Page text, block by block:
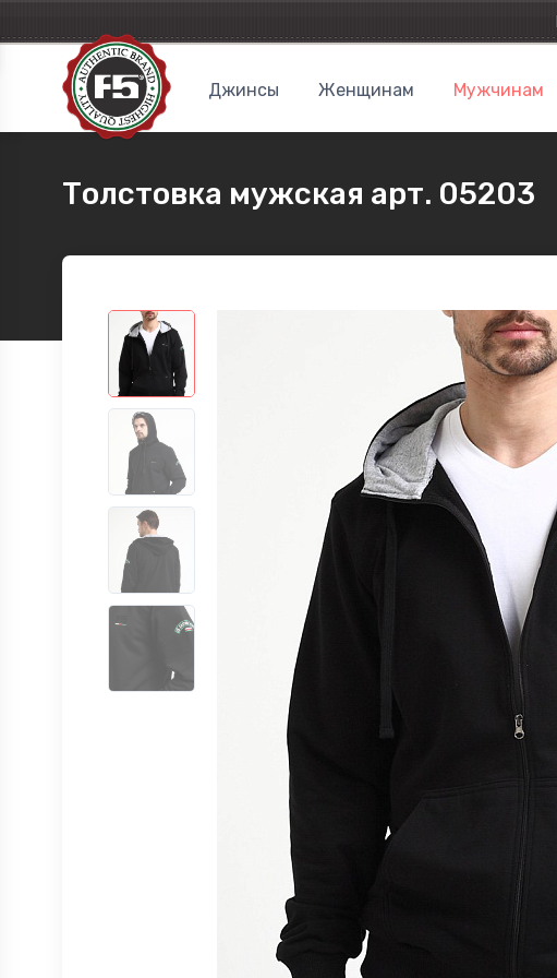
Джинсы Женщинам Мужчинам
Толстовка мужская арт. 05203